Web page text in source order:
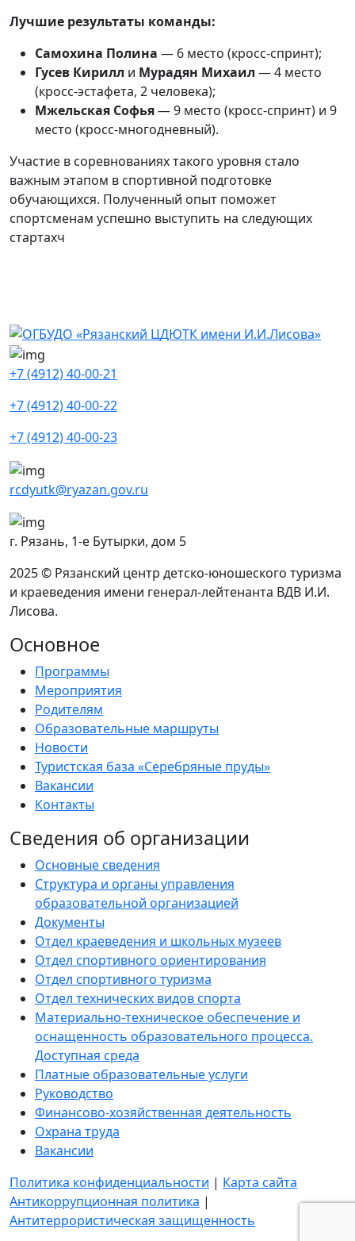
Лучшие результаты команды:
Самохина Полина — 6 место (кросс-спринт);
Гусев Кирилл и Мурадян Михаил — 4 место
(кросс-эстафета, 2 человека);
Мжельская Софья— 9 место (кросс-спринт) и 9
место (кросс-многодневный).
Участие в соревнованиях такого уровня стало
важным этапом в спортивной подготовке
обучающихся. Полученный опыт поможет
спортсменам успешно выступить на следующих
стартахч
+7 (4912) 40-00-21
+7 (4912) 40-00-22
+7 (4912) 40-00-23
rcdyutk@ryazan.gov.ru
г. Рязань, 1-e Бутырки, дом 5
2025 © Рязанский центр детско-юношеского туризма
и краеведения имени генерал-лейтенанта ВДВ И.И.
Лисова.
Основное
Программы
Мероприятия
Родителям
Образовательные маршруты
Новости
Туристская база «Серебряные пруды»
Вакансии
Контакты
Сведения об организации
Основные сведения
Структура и органы управления
образовательной организацией
Документы
Отдел краеведения и школьных музеев
Отдел спортивного ориентирования
Отдел спортивного туризма
Отдел технических видов спорта
Материально-техническое обеспечение и
оснащенность образовательного процесса.
Доступная среда
Платные образовательные услуги
Руководство
Финансово-хозяйственная деятельность
Охрана труда
Вакансии
Политика конфиденциальности | Карта сайта
Антикоррупционная политика |
Антитеррористическая защищенность